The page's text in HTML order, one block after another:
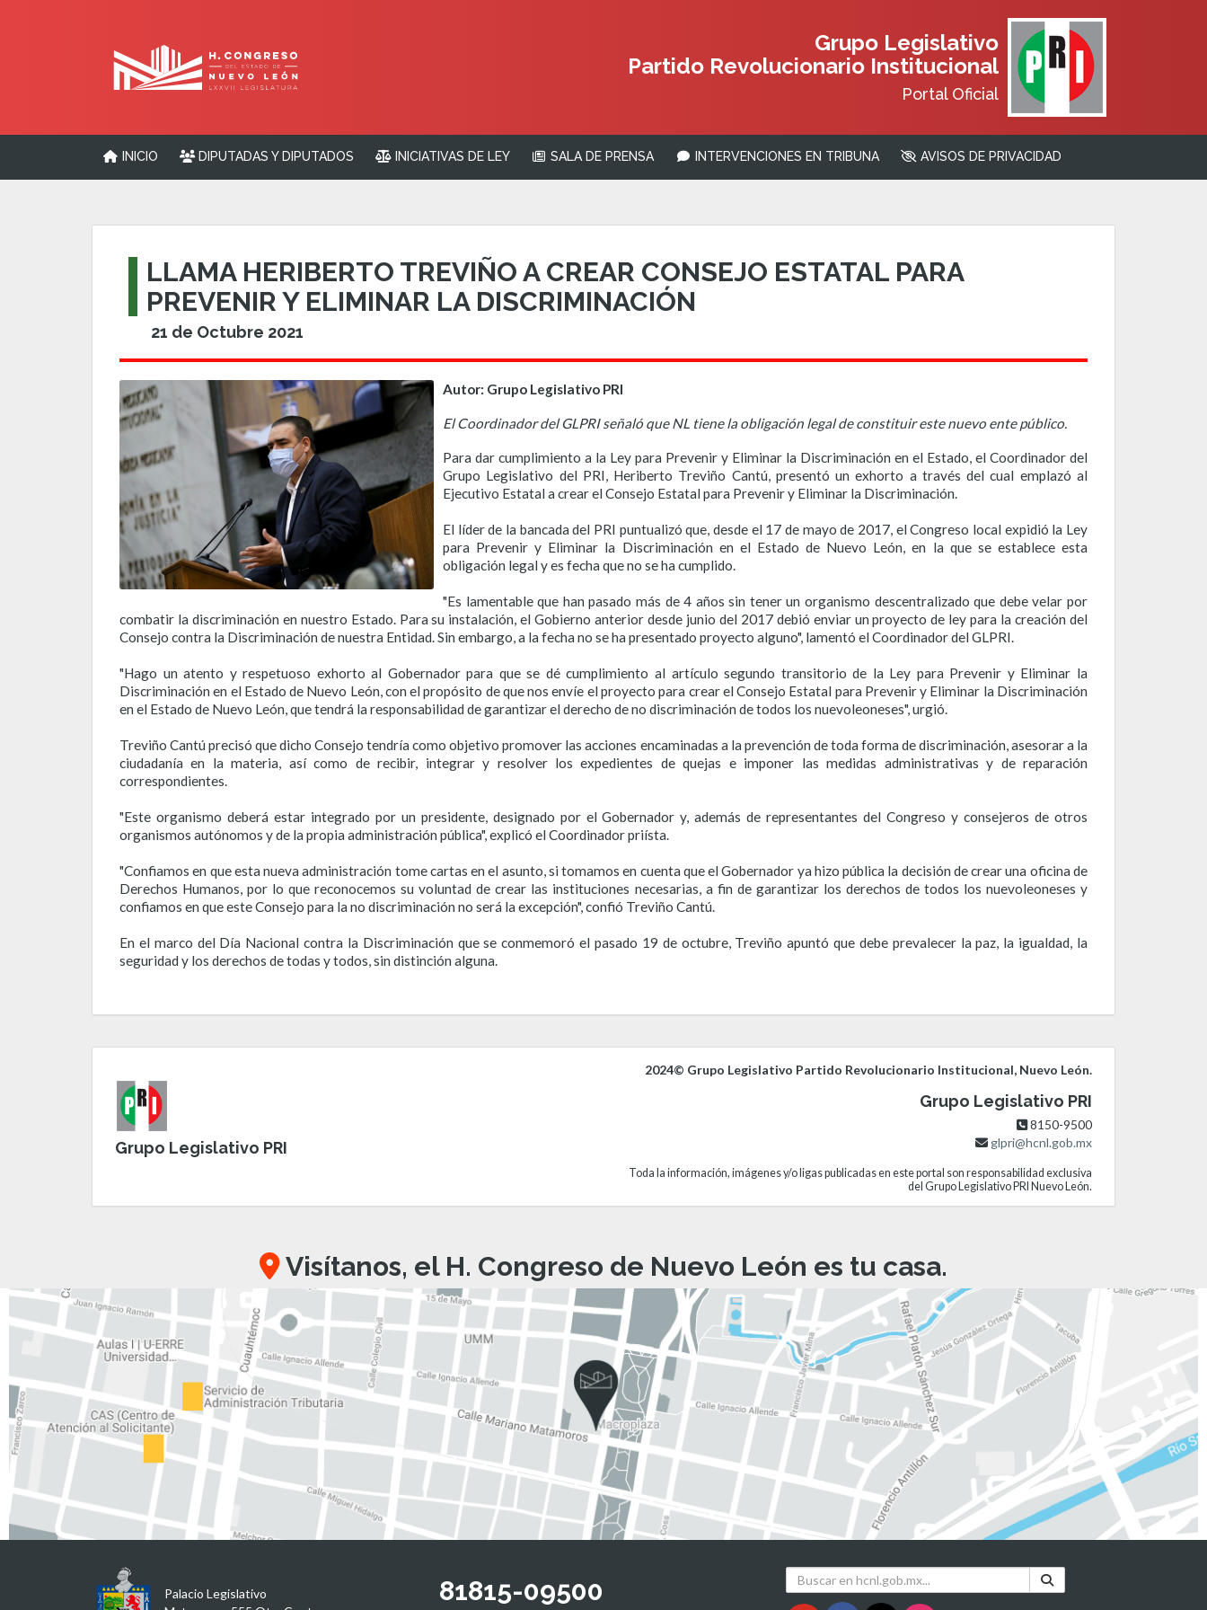
Grupo Legislativo
Partido Revolucionario Institucional
Portal Oficial
INICIO DIPUTADAS Y DIPUTADOS INICIATIVAS DE LEY SALA DE PRENSA INTERVENCIONES EN TRIBUNA AVISOS DE PRIVACIDAD
LLAMA HERIBERTO TREVIÑO A CREAR CONSEJO ESTATAL PARA
PREVENIR Y ELIMINAR LA DISCRIMINACIÓN
21 de Octubre 2021
Autor: Grupo Legislativo PRI
El Coordinador del GLPRI señaló que NL tiene la obligación legal de constituir este nuevo ente público.
Para dar cumplimiento a la Ley para Prevenir y Eliminar la Discriminación en el Estado, el Coordinador del
Grupo Legislativo del PRI, Heriberto Treviño Cantú, presentó un exhorto a través del cual emplazó al
Ejecutivo Estatal a crear el Consejo Estatal para Prevenir y Eliminar la Discriminación.
El líder de la bancada del PRI puntualizó que, desde el 17 de mayo de 2017, el Congreso local expidió la Ley
para Prevenir y Eliminar la Discriminación en el Estado de Nuevo León, en la que se establece esta
obligación legal y es fecha que no se ha cumplido.
"Es lamentable que han pasado más de 4 años sin tener un organismo descentralizado que debe velar por
combatir la discriminación en nuestro Estado. Para su instalación, el Gobierno anterior desde junio del 2017 debió enviar un proyecto de ley para la creación del
Consejo contra la Discriminación de nuestra Entidad. Sin embargo, a la fecha no se ha presentado proyecto alguno", lamentó el Coordinador del GLPRI.
"Hago un atento y respetuoso exhorto al Gobernador para que se dé cumplimiento al artículo segundo transitorio de la Ley para Prevenir y Eliminar la
Discriminación en el Estado de Nuevo León, con el propósito de que nos envíe el proyecto para crear el Consejo Estatal para Prevenir y Eliminar la Discriminación
en el Estado de Nuevo León, que tendrá la responsabilidad de garantizar el derecho de no discriminación de todos los nuevoleoneses", urgió.
Treviño Cantú precisó que dicho Consejo tendría como objetivo promover las acciones encaminadas a la prevención de toda forma de discriminación, asesorar a la
ciudadanía en la materia, así como de recibir, integrar y resolver los expedientes de quejas e imponer las medidas administrativas y de reparación
correspondientes.
"Este organismo deberá estar integrado por un presidente, designado por el Gobernador y, además de representantes del Congreso y consejeros de otros
organismos autónomos y de la propia administración pública", explicó el Coordinador priísta.
"Confiamos en que esta nueva administración tome cartas en el asunto, si tomamos en cuenta que el Gobernador ya hizo pública la decisión de crear una oficina de
Derechos Humanos, por lo que reconocemos su voluntad de crear las instituciones necesarias, a fin de garantizar los derechos de todos los nuevoleoneses y
confiamos en que este Consejo para la no discriminación no será la excepción", confió Treviño Cantú.
En el marco del Día Nacional contra la Discriminación que se conmemoró el pasado 19 de octubre, Treviño apuntó que debe prevalecer la paz, la igualdad, la
seguridad y los derechos de todas y todos, sin distinción alguna.
Grupo Legislativo PRI
2024© Grupo Legislativo Partido Revolucionario Institucional, Nuevo León.
Grupo Legislativo PRI
8150-9500
glpri@hcnl.gob.mx
Toda la información, imágenes y/o ligas publicadas en este portal son responsabilidad exclusiva
del Grupo Legislativo PRI Nuevo León.
Visítanos, el H. Congreso de Nuevo León es tu casa.
Palacio Legislativo
81815-09500